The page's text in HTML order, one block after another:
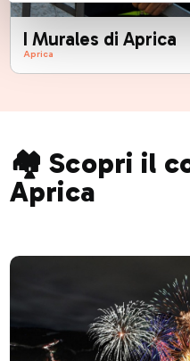
I Murales di Aprica
Aprica
🏘️ Scopri il
Aprica